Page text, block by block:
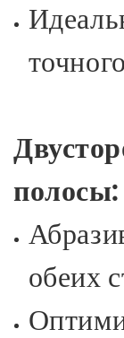
полосы:
обеих